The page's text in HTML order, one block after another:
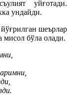
уйғотади.
ундайди.
шеърлар
мисол бўла олади.